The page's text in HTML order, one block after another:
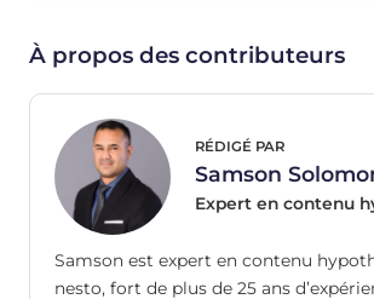
À propos des contributeurs
RÉDIGÉ PAR
Samson
Expert en contenu
Samson est expert en contenu
nesto, fort de plus de 25 ans